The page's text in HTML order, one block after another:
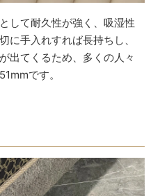
して耐久性が強く、吸湿性
に手入れすれば長持ちし、
出てくるため、多くの人々
です。